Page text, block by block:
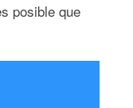
posible que